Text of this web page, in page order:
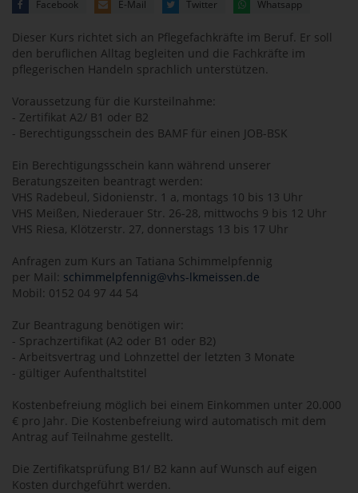
Facebook E-Mail Twitter Whatsapp
Dieser Kurs richtet sich an Pflegefachkräfte im Beruf. Er soll
den beruflichen Alltag begleiten und die Fachkräfte im
pflegerischen Handeln sprachlich unterstützen.
Voraussetzung für die Kursteilnahme:
- Zertifikat A2/ B1 oder B2
- Berechtigungsschein des BAMF für einen JOB-BSK
Ein Berechtigungsschein kann während unserer
Beratungszeiten beantragt werden:
VHS Radebeul, Sidonienstr. 1 a, montags 10 bis 13 Uhr
VHS Meißen, Niederauer Str. 26-28, mittwochs 9 bis 12 Uhr
VHS Riesa, Klötzerstr. 27, donnerstags 13 bis 17 Uhr
Anfragen zum Kurs an Tatiana Schimmelpfennig
per Mail: schimmelpfennig@vhs-lkmeissen.de
Mobil: 0152 04 97 44 54
Zur Beantragung benötigen wir:
- Sprachzertifikat (A2 oder B1 oder B2)
- Arbeitsvertrag und Lohnzettel der letzten 3 Monate
- gültiger Aufenthaltstitel
Kostenbefreiung möglich bei einem Einkommen unter 20.000
€ pro Jahr. Die Kostenbefreiung wird automatisch mit dem
Antrag auf Teilnahme gestellt.
Die Zertifikatsprüfung B1/ B2 kann auf Wunsch auf eigen
Kosten durchgeführt werden.